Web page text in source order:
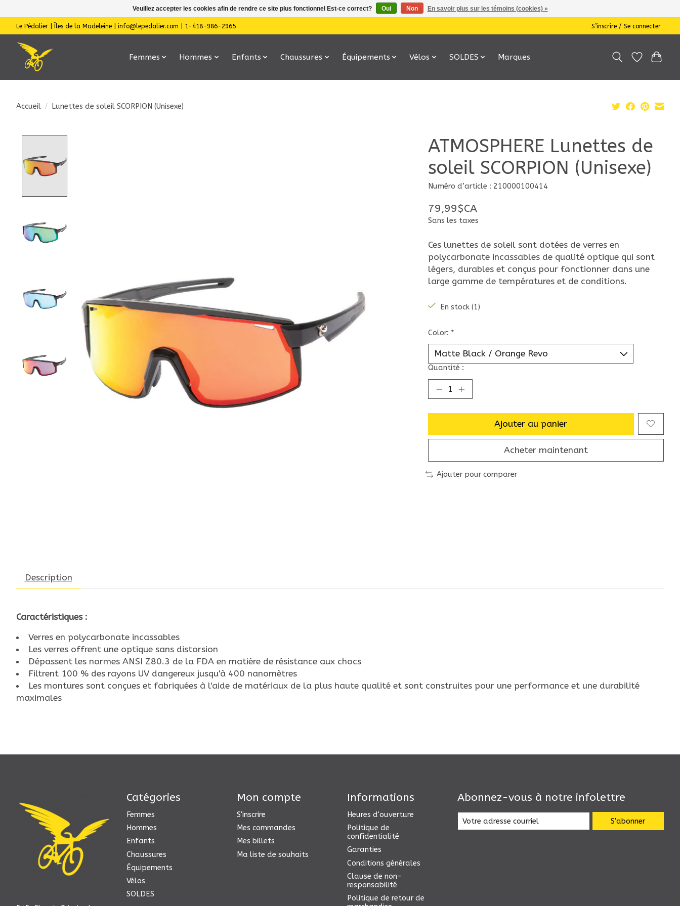
Le Pédalier | Îles de la Madeleine | info@lepedalier.com | 1-418-986-2965 S’inscrire / Se connecter
Femmes Hommes Enfants Chaussures Équipements Vélos SOLDES Marques
Accueil / Lunettes de soleil SCORPION (Unisexe)
ATMOSPHERE Lunettes de
soleil SCORPION (Unisexe)
Numéro d’article : 210000100414
79,99$CA
Sans les taxes
Ces lunettes de soleil sont dotées de verres en
polycarbonate incassables de qualité optique qui sont
légers, durables et conçus pour fonctionner dans une
large gamme de températures et de conditions.
En stock (1)
Color: *
Quantité :
Ajouter au panier
Acheter maintenant
Ajouter pour comparer
Description
Caractéristiques :
Verres en polycarbonate incassables
Les verres offrent une optique sans distorsion
Dépassent les normes ANSI Z80.3 de la FDA en matière de résistance aux chocs
Filtrent 100 % des rayons UV dangereux jusqu'à 400 nanomètres
Les montures sont conçues et fabriquées à l'aide de matériaux de la plus haute qualité et sont construites pour une performance et une durabilité
maximales
Catégories
Femmes
Hommes
Enfants
Chaussures
Équipements
Vélos
SOLDES
Mon compte
S'inscrire
Mes commandes
Mes billets
Ma liste de souhaits
Informations
Heures d'ouverture
Politique de
confidentialité
Garanties
Conditions générales
Clause de non-
responsabilité
Politique de retour de
Abonnez-vous à notre infolettre
S'abonner
Veuillez accepter les cookies afin de rendre ce site plus fonctionnel Est-ce correct? Oui Non En savoir plus sur les témoins (cookies) »